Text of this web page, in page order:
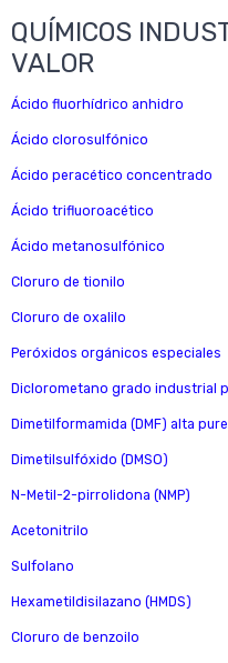
QUÍMICOS
VALOR
Ácido fluorhídrico anhidro
Ácido clorosulfónico
Ácido peracético concentrado
Ácido trifluoroacético
Ácido metanosulfónico
Cloruro de tionilo
Cloruro de oxalilo
Peróxidos orgánicos especiales
Diclorometano grado industrial
Dimetilformamida (DMF) alta
Dimetilsulfóxido (DMSO)
N-Metil-2-pirrolidona (NMP)
Acetonitrilo
Sulfolano
Hexametildisilazano (HMDS)
Cloruro de benzoilo